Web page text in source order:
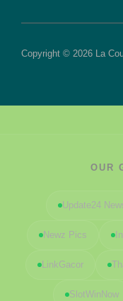
Copyright © 2026 La
OUR
Update24
Newz Pics
LinkGacor
SlotWinNow